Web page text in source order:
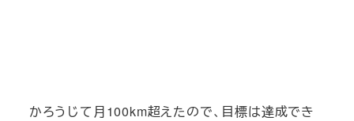
かろうじて月100km超えたので、目標は達成でき